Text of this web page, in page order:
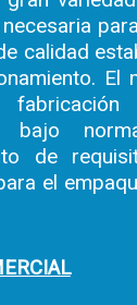
calidad
El
bajo
de
el